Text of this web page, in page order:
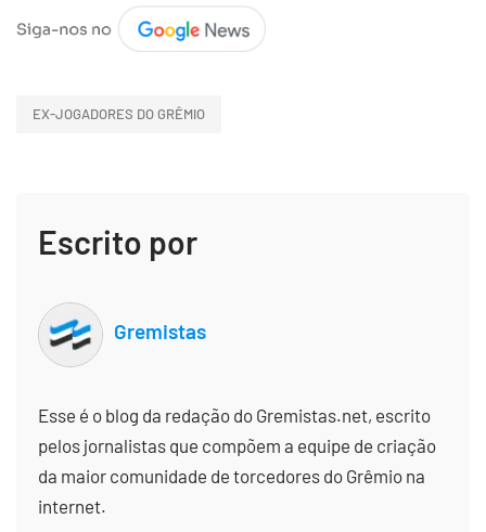
EX-JOGADORES DO GRÊMIO
Escrito por
Gremistas
Esse é o blog da redação do Gremistas.net, escrito
pelos jornalistas que compõem a equipe de criação
da maior comunidade de torcedores do Grêmio na
internet.